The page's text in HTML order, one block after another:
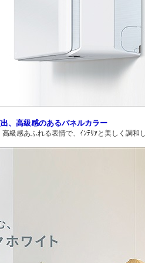
、高級感のあるパネルカラー
級感あふれる表情で、ｲﾝﾃﾘｱと美しく調和